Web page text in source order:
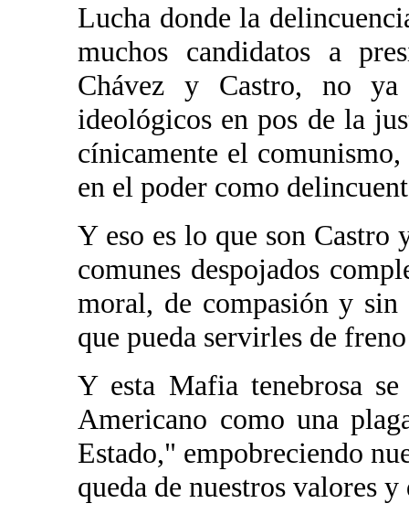
Lucha donde la
muchos candidatos a
Chávez y Castro, no
ideológicos en pos de la
cínicamente el
en el poder como
Y eso es lo que son Castro
comunes despojados
moral, de compasión y
que pueda servirles de
Y esta Mafia tenebrosa
Americano como una
Estado," empobreciendo
queda de nuestros valores